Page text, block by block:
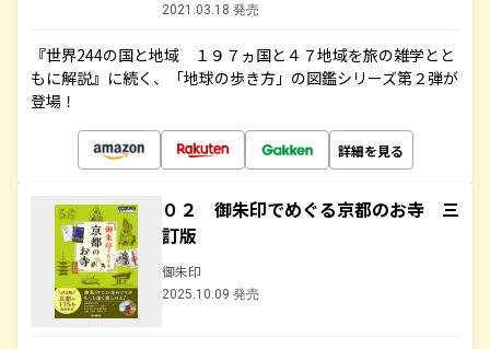
2021.03.18 発売
『世界244の国と地域 １９７ヵ国と４７地域を旅の雑学とと
もに解説』に続く、「地球の歩き方」の図鑑シリーズ第２弾が
登場！
詳細を見る
０２ 御朱印でめぐる京都のお寺 三
訂版
御朱印
2025.10.09 発売